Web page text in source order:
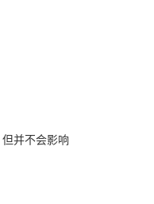
并不会影响